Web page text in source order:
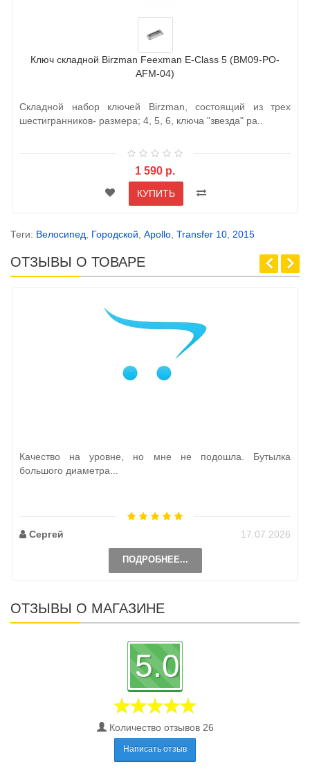
Ключ складной Birzman Feexman E-Class 5 (BM09-PO-
AFM-04)
Складной набор ключей Birzman, состоящий из трех
шестигранников- размера; 4, 5, 6, ключа "звезда" ра..
1 590 р.
КУПИТЬ
Теги: Велосипед Городской Apollo Transfer 10 2015
ОТЗЫВЫ О ТОВАРЕ
Качество на уровне, но мне не подошла. Бутылка
большого диаметра...
Сергей 17.07.2026
ПОДРОБНЕЕ...
ОТЗЫВЫ О МАГАЗИНЕ
5.0
Количество отзывов 26
Написать отзыв